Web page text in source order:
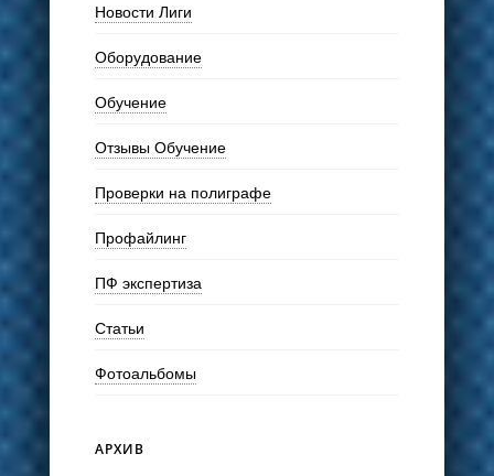
Новости Лиги
Оборудование
Обучение
Отзывы Обучение
Проверки на полиграфе
Профайлинг
ПФ экспертиза
Статьи
Фотоальбомы
АРХИВ